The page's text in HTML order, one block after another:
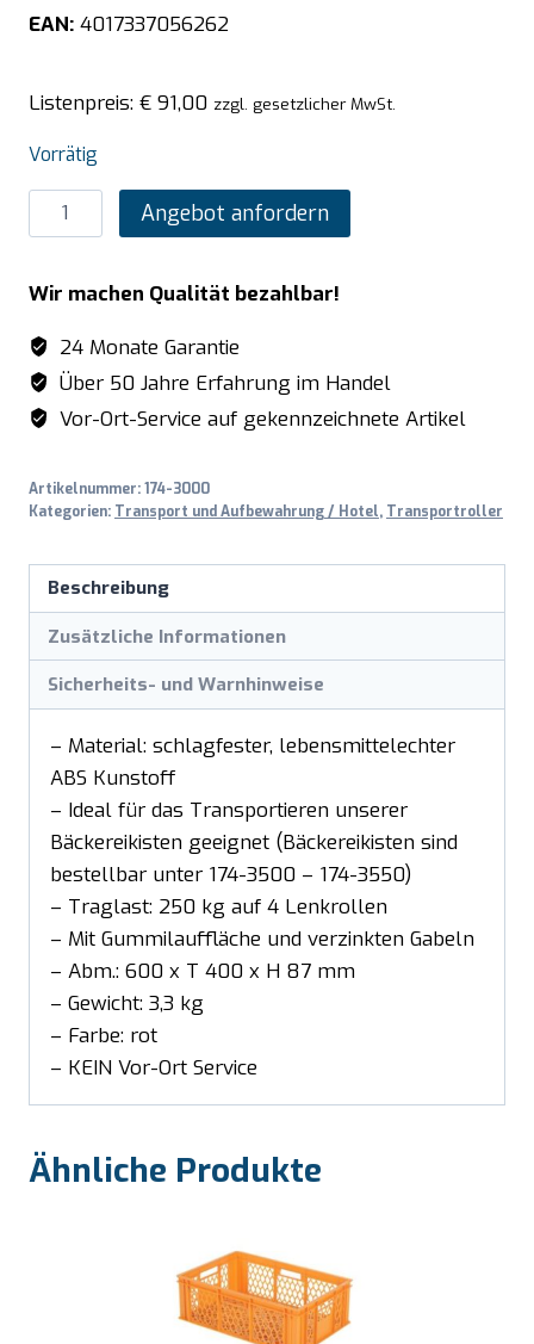
EAN: 4017337056262
Listenpreis: € 91,00 zzgl. gesetzlicher MwSt.
Vorrätig
SARO
Transportroller
rot
Modell
TRR
rot
Menge
Angebot anfordern
Wir machen Qualität bezahlbar!
24 Monate Garantie
Über 50 Jahre Erfahrung im Handel
Vor-Ort-Service auf gekennzeichnete Artikel
Artikelnummer:174-3000
Kategorien: Transport und Aufbewahrung / Hotel, Transportroller
Beschreibung
Zusätzliche Informationen
Sicherheits- und Warnhinweise
– Material: schlagfester, lebensmittelechter
ABS Kunstoff
– Ideal für das Transportieren unserer
Bäckereikisten geeignet (Bäckereikisten sind
bestellbar unter 174-3500 – 174-3550)
– Traglast: 250 kg auf 4 Lenkrollen
– Mit Gummilauffläche und verzinkten Gabeln
– Abm.: 600 x T 400 x H 87 mm
– Gewicht: 3,3 kg
– Farbe: rot
– KEIN Vor-Ort Service
Ähnliche Produkte